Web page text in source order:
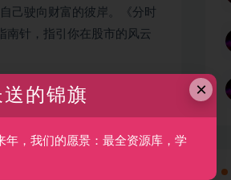
己驶向财富的彼岸。《分时
南针，指引你在股市的风云
过生动的案例和丰富的实
它会教你如何在波涛汹涌的
×
的锦旗
年，我们的愿景：最全资源库，学